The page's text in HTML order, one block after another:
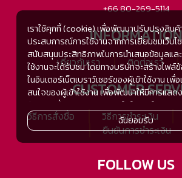
+66 80-269-5114
INFORMATION
เกี่ยวกับเรา ติดต่อเรา
CUSTOMER
วิธีการสั่งซื้อ วิธีการชำระเงิน
ยืนยันการชำระเงิน
FOLLOW US
เราใช้คุกกี้ (cookie) เพื่อพัฒนาปรับปรุงสินค้
ประสบการณ์การใช้งานจากการเยี่ยมชมเว็บไ
สนับสนุนประสิทธิภาพในการนำเสนอข้อมูลและ
ใช้งานจะได้รับชม โดยทางบริษัทจะสร้างไฟล์
ในอินเตอร์เน็ตเบราว์เซอร์ของผู้เข้าใช้งาน เพื่
สนใจของผู้เข้าใช้งาน เพื่อพัฒนาให้มีการแส
กับความชื่นชอบและความสนใจในการใช้งาน แ
ประสิทธิภาพในการแสดงผลของข้อมูล รวมถึ
สะดวกในการให้บริการต่างๆ ภายในเว็บไซต์ขอ
ใช้งานกลับมาเยี่ยมชม หรือกลับเข้ามาใช้บริก
การเก็บข้อมูลด้วยคุกกี้จะไม่ระบุตัวตนของผู้เข้า
ทั้งนี้เพื่อทำการวิเคราะห์ซึ่งอาจทำหรือให้บริก
ฉันยอมรับ